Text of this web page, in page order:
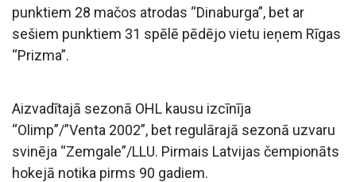
punktiem 28 mačos atrodas “Dinaburga”, bet ar
sešiem punktiem 31 spēlē pēdējo vietu ieņem Rīgas
“Prizma”.
Aizvadītajā sezonā OHL kausu izcīnīja
“Olimp”/”Venta 2002”, bet regulārajā sezonā uzvaru
svinēja “Zemgale”/LLU. Pirmais Latvijas čempionāts
hokejā notika pirms 90 gadiem.